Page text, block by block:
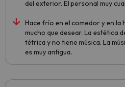
del exterior. El personal muy
Hace frío en el comedor y en la
mucho que desear. La estética
tétrica y no tiene música. La
es muy antigua.